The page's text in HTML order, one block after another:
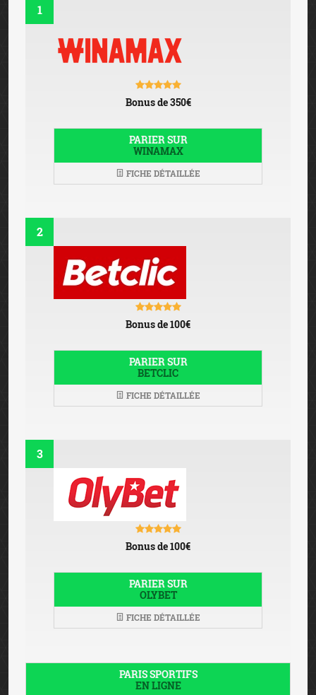
1
Bonus de 350€
PARIER SUR
WINAMAX
FICHE DÉTAILLÉE
2
Bonus de 100€
PARIER SUR
BETCLIC
FICHE DÉTAILLÉE
3
Bonus de 100€
PARIER SUR
OLYBET
FICHE DÉTAILLÉE
PARIS SPORTIFS
EN LIGNE